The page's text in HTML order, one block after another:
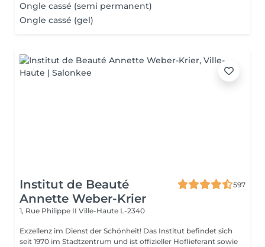
Ongle cassé (semi permanent)
Ongle cassé (gel)
Institut de Beauté
Annette Weber-Krier
597
1, Rue Philippe II Ville-Haute L-2340
Exzellenz im Dienst der Schönheit! Das Institut befindet sich
seit 1970 im Stadtzentrum und ist offizieller Hoflieferant sowie